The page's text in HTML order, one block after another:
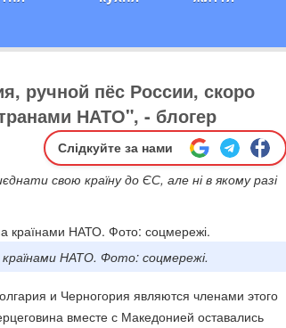
ручной пёс России, скоро
НАТО", - блогер
Слідкуйте за нами
свою країну до ЄС, але ні в якому разі
країнами НАТО. Фото: соцмережі.
и Черногория являются членами этого
вместе с Македонией оставались